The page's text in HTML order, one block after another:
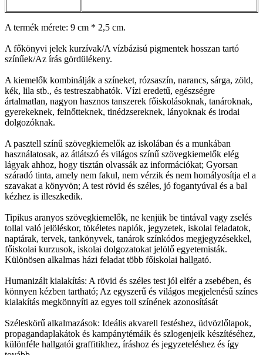
A termék mérete: 9 cm * 2,5 cm.
A főkönyvi jelek kurzívak/A vízbázisú pigmentek hosszan tartó
színűek/Az írás gördülékeny.
A kiemelők kombinálják a színeket, rózsaszín, narancs, sárga, zöld,
kék, lila stb., és testreszabhatók. Vízi eredetű, egészségre
ártalmatlan, nagyon hasznos tanszerek főiskolásoknak, tanároknak,
gyerekeknek, felnőtteknek, tinédzsereknek, lányoknak és irodai
dolgozóknak.
A pasztell színű szövegkiemelők az iskolában és a munkában
használatosak, az átlátszó és világos színű szövegkiemelők elég
lágyak ahhoz, hogy tisztán olvassák az információkat; Gyorsan
száradó tinta, amely nem fakul, nem vérzik és nem homályosítja el a
szavakat a könyvön; A test rövid és széles, jó fogantyúval és a bal
kézhez is illeszkedik.
Tipikus aranyos szövegkiemelők, ne kenjük be tintával vagy zselés
tollal való jelöléskor, tökéletes naplók, jegyzetek, iskolai feladatok,
naptárak, tervek, tankönyvek, tanárok színkódos megjegyzésekkel,
főiskolai kurzusok, iskolai dolgozatokat jelölő egyetemisták.
Különösen alkalmas házi feladat több főiskolai hallgató.
Humanizált kialakítás: A rövid és széles test jól elfér a zsebében, és
könnyen kézben tartható; Az egyszerű és világos megjelenésű színes
kialakítás megkönnyíti az egyes toll színének azonosítását
Széleskörű alkalmazások: Ideális akvarell festéshez, üdvözlőlapok,
propagandaplakátok és kampánytémáik és szlogenjeik készítéséhez,
különféle hallgatói graffitikhez, íráshoz és jegyzeteléshez és így